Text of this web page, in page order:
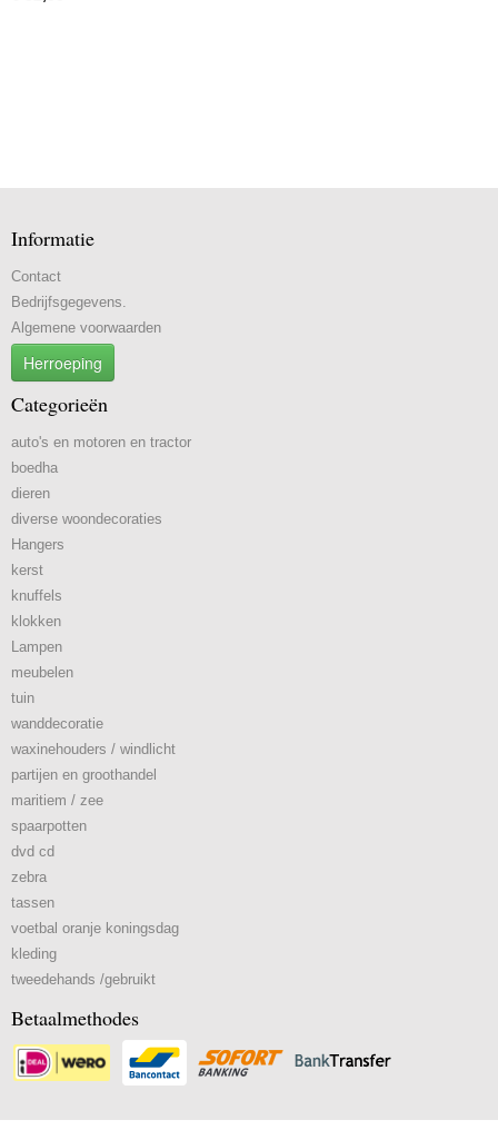
Informatie
Contact
Bedrijfsgegevens.
Algemene voorwaarden
Herroeping
Categorieën
auto's en motoren en tractor
boedha
dieren
diverse woondecoraties
Hangers
kerst
knuffels
klokken
Lampen
meubelen
tuin
wanddecoratie
waxinehouders / windlicht
partijen en groothandel
maritiem / zee
spaarpotten
dvd cd
zebra
tassen
voetbal oranje koningsdag
kleding
tweedehands /gebruikt
Betaalmethodes